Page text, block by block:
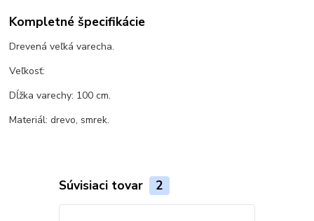
Kompletné špecifikácie
Drevená veľká varecha.
Veľkosť:
Dĺžka varechy: 100 cm.
Materiál: drevo, smrek.
Súvisiaci tovar 2